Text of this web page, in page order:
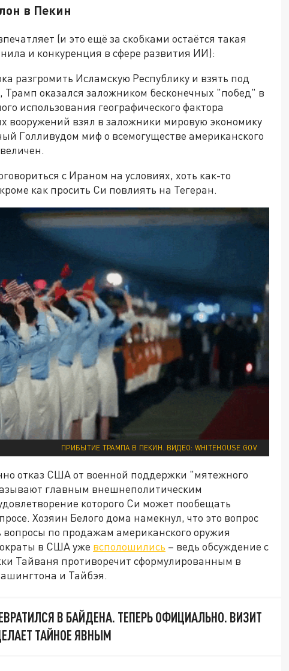
в Пекин
(и это ещё за скобками остаётся такая
и конкуренция в сфере развития ИИ):
разгромить Исламскую Республику и взять под
Трамп оказался заложником бесконечных "побед" в
использования географического фактора
вооружений взял в заложники мировую экономику
Голливудом миф о всемогуществе американского
с Ираном на условиях, хоть как-то
как просить Си повлиять на Тегеран.
ПРИБЫТИЕ ТРАМПА В ПЕКИН. ВИДЕО: WHITEHOUSE.GOV
отказ США от военной поддержки "мятежного
главным внешнеполитическим
которого Си может пообещать
Хозяин Белого дома намекнул, что это вопрос
по продажам американского оружия
в США уже всполошились – ведь обсуждение с
Тайваня противоречит сформулированным в
и Тайбэя.
В БАЙДЕНА. ТЕПЕРЬ ОФИЦИАЛЬНО. ВИЗИТ
ТАЙНОЕ ЯВНЫМ